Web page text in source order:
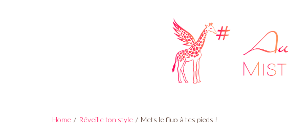
Home / Réveille ton style / Mets le fluo à tes pieds !